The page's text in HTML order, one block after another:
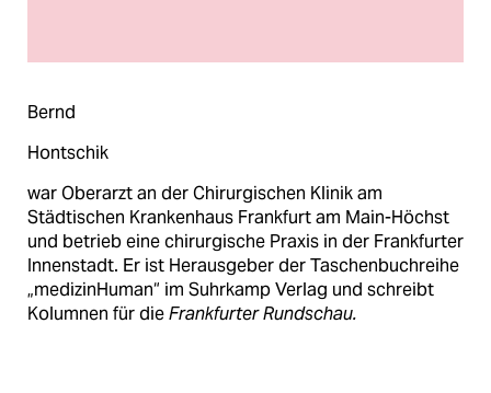
fragen & hilfe
unterstützen
abo
Bernd
Hontschik
war Oberarzt an der Chirurgischen Klinik am
Städtischen Krankenhaus Frankfurt am Main-Höchst
und betrieb eine chirur­gische Praxis in der Frankfurter
Innenstadt. Er ist Heraus­geber der Taschenbuchreihe
„medizinHuman“ im Suhrkamp Verlag und schreibt
Kolumnen für dieFrankfurter Rundschau.